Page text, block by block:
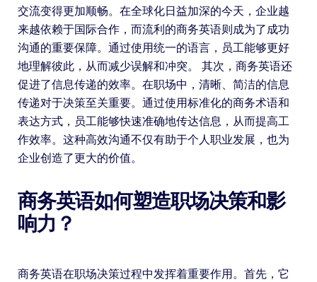
交流变得更加顺畅。在全球化日益加深的今天，企业越
来越依赖于国际合作，而流利的商务英语则成为了成功
沟通的重要保障。通过使用统一的语言，员工能够更好
地理解彼此，从而减少误解和冲突。 其次，商务英语还
促进了信息传递的效率。在职场中，清晰、简洁的信息
传递对于决策至关重要。通过使用标准化的商务术语和
表达方式，员工能够快速准确地传达信息，从而提高工
作效率。这种高效沟通不仅有助于个人职业发展，也为
企业创造了更大的价值。
商务英语如何塑造职场决策和影
响力？
商务英语在职场决策过程中发挥着重要作用。首先，它